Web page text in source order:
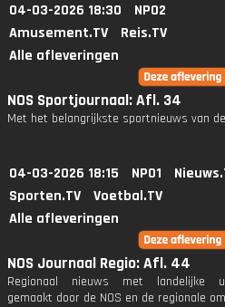
04-03-2026 18:30
NPO2
Amusement.TV
Reis.TV
Alle afleveringen
NOS Sportjournaal: Afl. 34
Met het belangrijkste sportnieuws van
04-03-2026 18:15 NPO1
Sporten.TV
Voetbal.TV
Alle afleveringen
NOS Journaal Regio: Afl. 44
Regionaal nieuws met landelijke
gemaakt door de NOS en de regionale